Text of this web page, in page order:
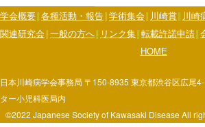
学会概要 各種活動・報告 学術集会 川崎賞 川崎
関連研究会 一般の方へ リンク集 転載許諾申請
HOME
日本川崎病学会事務局 〒150-8935 東京都渋谷区広尾
ター小児科医局内
©2022 Japanese Society of Kawasaki Disease All